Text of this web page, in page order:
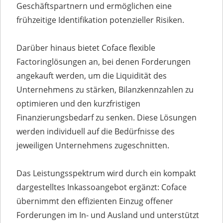
Geschäftspartnern und ermöglichen eine
frühzeitige Identifikation potenzieller Risiken.
Darüber hinaus bietet Coface flexible
Factoringlösungen an, bei denen Forderungen
angekauft werden, um die Liquidität des
Unternehmens zu stärken, Bilanzkennzahlen zu
optimieren und den kurzfristigen
Finanzierungsbedarf zu senken. Diese Lösungen
werden individuell auf die Bedürfnisse des
jeweiligen Unternehmens zugeschnitten.
Das Leistungsspektrum wird durch ein kompakt
dargestelltes Inkassoangebot ergänzt: Coface
übernimmt den effizienten Einzug offener
Forderungen im In- und Ausland und unterstützt